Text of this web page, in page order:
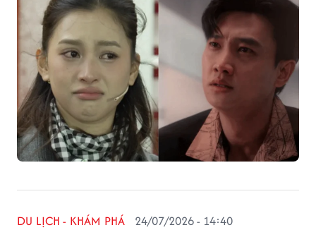
DU LỊCH - KHÁM PHÁ 24/07/2026 - 14:40